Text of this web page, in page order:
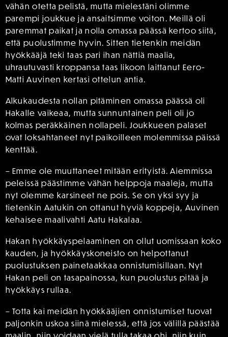
vähän otetta pelistä, mutta mielestäni olimme
parempi joukkue ja ansaitsimme voiton. Meillä oli
paremmat paikat ja nolla omassa päässä kertoo siitä,
että puolustimme hyvin. Sitten tietenkin meidän
hyökkääjä teki taas pari ihan nättiä maalia,
uhrautuvasti kroppansa taas likoon laittanut Eero-
Matti Auvinen kertasi ottelun antia.
Alkukaudesta nollan pitäminen omassa päässä oli
Hakalle vaikeaa, mutta sunnuntainen peli oli jo
kolmas peräkkäinen nollapeli. Joukkueen palaset
ovat loksahtaneet nyt paikoilleen molemmissa päissä
kenttää.
– Emme ole muuttaneet mitään erityistä. Aiemmissa
peleissä päästimme vähän helppoja maaleja, mutta
nyt olemme karsineet ne pois. Se on yksi syy ja
tietenkin Aatukin on ottanut hyviä koppeja, Auvinen
kehaisee maalivahti Aatu Hakalaa.
Hakan hyökkäyspelaaminen on ollut uomissaan koko
kauden, ja hyökkäyskoneisto on helpottanut
puolustuksen painetaakkaa onnistumisillaan. Nyt
Hakan peli on tasapainossa, kun puolustus pitää ja
hyökkäys rullaa.
– Totta kai meidän hyökkääjien onnistumiset tuovat
paljonkin uskoa siinä mielessä, että jos välillä päästää